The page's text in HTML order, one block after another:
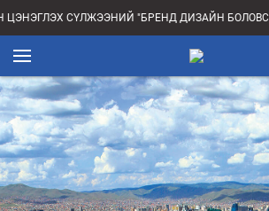
СҮЛЖЭЭНИЙ "БРЕНД ДИЗАЙН